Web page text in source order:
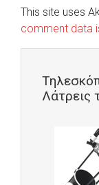
This site uses
comment data
Λάτρεις